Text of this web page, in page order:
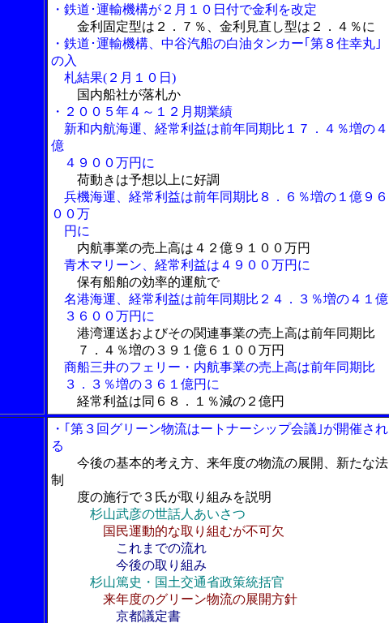
・鉄道･運輸機構が２月１０日付で金利を改定
金利固定型は２．７％、金利見直し型は２．４％に
・鉄道･運輸機構、中谷汽船の白油タンカー｢第８住幸丸｣
の入
札結果(２月１０日)
国内船社が落札か
・２００５年４～１２月期業績
新和内航海運、経常利益は前年同期比１７．４％増の４
億
４９００万円に
荷動きは予想以上に好調
兵機海運、経常利益は前年同期比８．６％増の１億９６
００万
円に
内航事業の売上高は４２億９１００万円
青木マリーン、経常利益は４９００万円に
保有船舶の効率的運航で
名港海運、経常利益は前年同期比２４．３％増の４１億
３６００万円に
港湾運送およびその関連事業の売上高は前年同期比
７．４％増の３９１億６１００万円
商船三井のフェリー・内航事業の売上高は前年同期比
３．３％増の３６１億円に
経常利益は同６８．１％減の２億円
・｢第３回グリーン物流はートナーシップ会議｣が開催され
る
今後の基本的考え方、来年度の物流の展開、新たな法
制
度の施行で３氏が取り組みを説明
杉山武彦の世話人あいさつ
国民運動的な取り組むが不可欠
これまでの流れ
今後の取り組み
杉山篤史・国土交通省政策統括官
来年度のグリーン物流の展開方針
京都議定書